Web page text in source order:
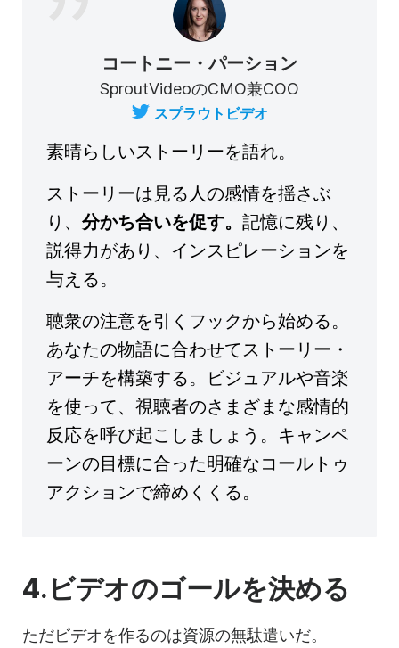
コートニー・パーション
SproutVideoのCMO兼COO
スプラウトビデオ
素晴らしいストーリーを語れ。
ストーリーは見る人の感情を揺さぶ
り、 分かち合いを促す。 記憶に残り、
説得力があり、インスピレーションを
与える。
聴衆の注意を引くフックから始める。
あなたの物語に合わせてストーリー・
アーチを構築する。ビジュアルや音楽
を使って、視聴者のさまざまな感情的
反応を呼び起こしましょう。キャンペ
ーンの目標に合った明確なコールトゥ
アクションで締めくくる。
4.ビデオのゴールを決める
ただビデオを作るのは資源の無駄遣いだ。